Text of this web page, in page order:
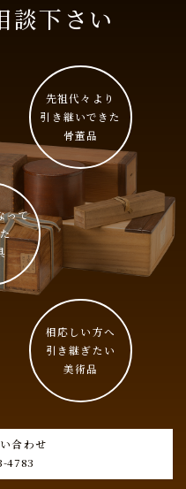
談下さい
先祖代々より
引き継いできた
骨董品
って
相応しい⽅へ
引き継ぎたい
美術品
合わせ
4783